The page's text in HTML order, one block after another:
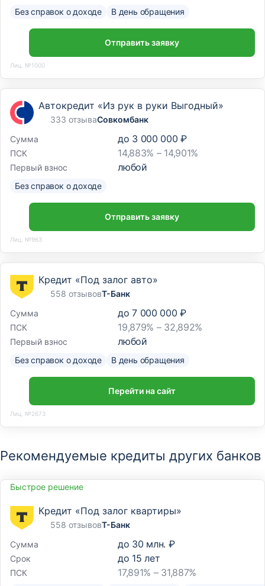
Без справок о доходе В день обращения
Отправить заявку
Лиц. №1000
Автокредит «Из рук в руки Выгодный»
333 отзываСовкомбанк
Сумма
до 3 000 000 ₽
ПСК 14,883% – 14,901%
Первый взнос любой
Без справок о доходе
Отправить заявку
Лиц. №963
Кредит «Под залог авто»
558 отзывовТ-Банк
Сумма
до 7 000 000 ₽
ПСК 19,879% – 32,892%
Первый взнос любой
Без справок о доходе В день обращения
Перейти на сайт
Лиц. №2673
Рекомендуемые кредиты других банков
Быстрое решение
Кредит «Под залог квартиры»
558 отзывовТ-Банк
Сумма
до 30 млн. ₽
Срок до 15 лет
ПСК 17,891% – 31,887%